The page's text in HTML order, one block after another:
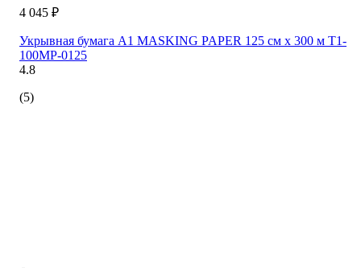
4 045 ₽
Укрывная бумага A1 MASKING PAPER 125 см х 300 м Т1-
100MP-0125
4.8
(5)